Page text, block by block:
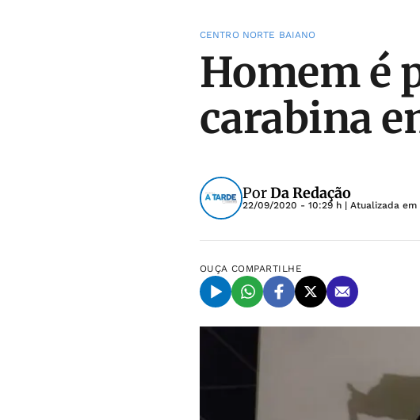
CENTRO NORTE BAIANO
Homem é
carabina
PorDa Redação
22/09/2020 - 10:29 h | Atualizada em
OUÇA COMPARTILHE